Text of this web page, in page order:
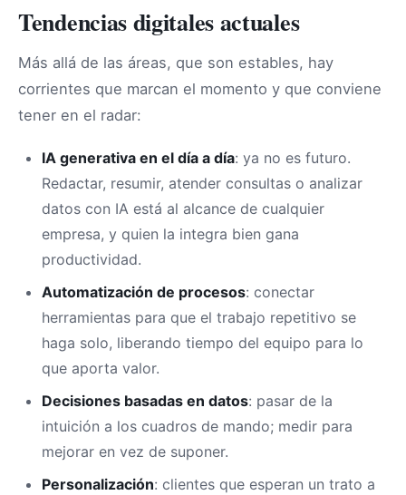
Tendencias digitales actuales
Más allá de las áreas, que son estables, hay
corrientes que marcan el momento y que conviene
tener en el radar:
IA generativa en el día a día: ya no es futuro.
Redactar, resumir, atender consultas o analizar
datos con IA está al alcance de cualquier
empresa, y quien la integra bien gana
productividad.
Automatización de procesos: conectar
herramientas para que el trabajo repetitivo se
haga solo, liberando tiempo del equipo para lo
que aporta valor.
Decisiones basadas en datos: pasar de la
intuición a los cuadros de mando; medir para
mejorar en vez de suponer.
Personalización: clientes que esperan un trato a